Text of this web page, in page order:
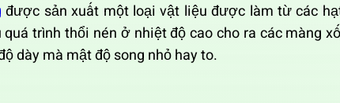
được sản xuất một loại vật liệu được làm từ các
trình thổi nén ở nhiệt độ cao cho ra các màng
dày mà mật độ song nhỏ hay to.